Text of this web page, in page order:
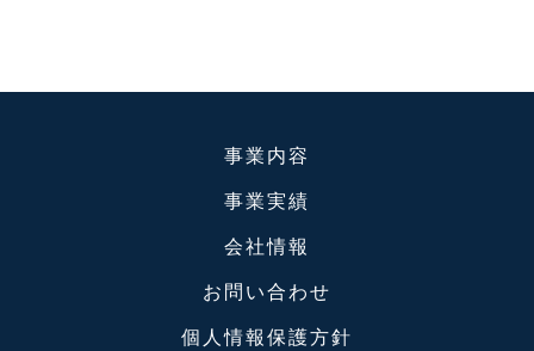
事業内容
事業実績
会社情報
お問い合わせ
個人情報保護方針